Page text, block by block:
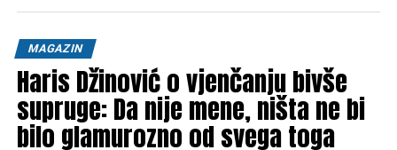
Ljuske luka kao prirodna zaštita
Jedno od najjednostavnijih rješenja krije se u kuhinji – u
trulim ljuskama luka, prenosiN1 Slovenija.Umjesto da ih
bacite, možete ih koristiti prilikom sadnje krompira. Njihov
karakterističan miris djeluje kao odvraćanje za krompirovu
zlaticu iz Kolorada, što joj otežava pronalazak biljke
MAGAZIN
Haris Džinović o vjenčanju bivše
supruge: Da nije mene, ništa ne bi
bilo glamurozno od svega toga